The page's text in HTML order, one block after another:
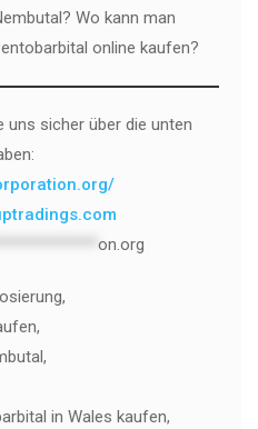
Wo kann man
online kaufen?
uns sicher über die unten
on.org
in Wales kaufen,